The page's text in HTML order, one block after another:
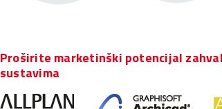
Proširite marketinški potencijal
sustavima